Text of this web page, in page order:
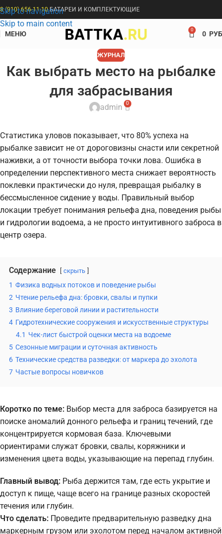
Skip to navigation
Skip to main content
8 (910) 656-11-10БАТАРЕИ И КОМПЛЕКТУЮЩИЕ
МЕНЮ 0 0
ЖУРНАЛ
Как выбрать место на рыбалке
для забрасывания
admin 0
Статистика уловов показывает, что 80% успеха на
рыбалке зависит не от дороговизны снасти или секретной
наживки, а от точности выбора точки лова. Ошибка в
определении перспективного места снижает вероятность
поклевки практически до нуля, превращая рыбалку в
бессмысленное сидение у воды. Правильный выбор
локации требует понимания рельефа дна, поведения рыбы
и гидрологии водоема, а не просто интуитивного заброса в
центр озера.
Содержание скрыть
1 Физика водных потоков и поведение рыбы
2 Чтение рельефа дна: бровки, свалы и пупки
3 Влияние береговой линии и растительности
4 Гидротехнические сооружения и искусственные структуры
4.1 Чек-лист быстрой оценки места на водоеме
5 Сезонные миграции и суточная активность
6 Технические средства разведки: от маркера до эхолота
7 Частые вопросы новичков
Коротко по теме: Выбор места для заброса базируется на
поиске аномалий донного рельефа и границ течений, где
концентрируется кормовая база. Ключевыми
ориентирами служат бровки, свалы, коряжники и
изменения цвета воды, указывающие на перепад глубин.
Главный вывод: Рыба держится там, где есть укрытие и
доступ к пище, чаще всего на границе разных скоростей
течения или глубин.
Что сделать: Проведите предварительную разведку дна
маркерным грузом или эхолотом перед началом активной